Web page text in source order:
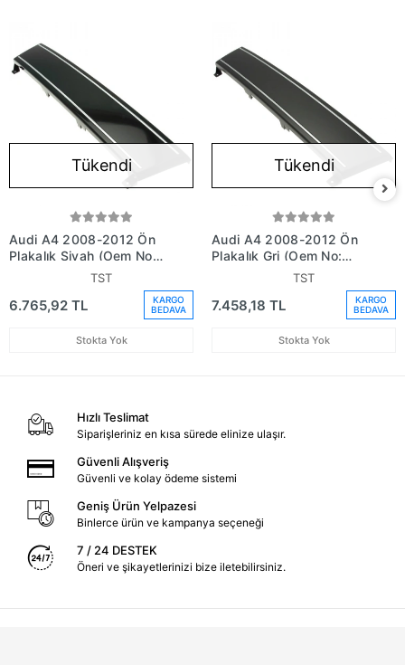
Tükendi
Audi A4 2008-2012 Ön
Plakalık Siyah (Oem No:
8K0807287T94)
TST
6.765,92 TL
KARGO
BEDAVA
Stokta Yok
Tükendi
Audi A4 2008-2012 Ön
Plakalık Gri (Oem No:
8K08072871Qp)
TST
7.458,18 TL
KARGO
BEDAVA
Stokta Yok
Hızlı Teslimat
Siparişleriniz en kısa sürede elinize ulaşır.
Güvenli Alışveriş
Güvenli ve kolay ödeme sistemi
Geniş Ürün Yelpazesi
Binlerce ürün ve kampanya seçeneği
7 / 24 DESTEK
Öneri ve şikayetlerinizi bize iletebilirsiniz.